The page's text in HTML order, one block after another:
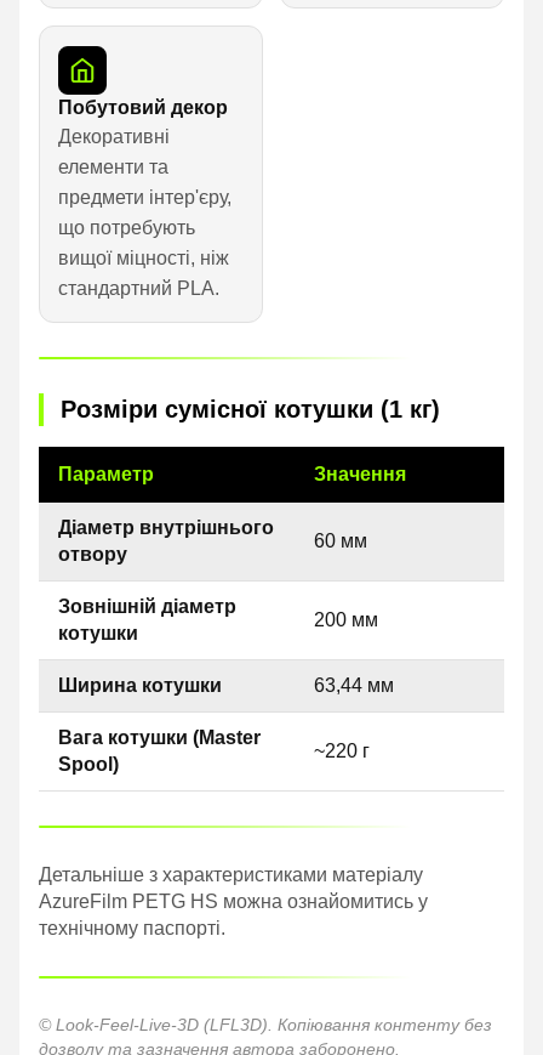
Побутовий декор
Декоративні
елементи та
предмети інтер'єру,
що потребують
вищої міцності, ніж
стандартний PLA.
Розміри сумісної котушки (1 кг)
Параметр Значення
Діаметр внутрішнього
отвору
60 мм
Зовнішній діаметр
котушки
200 мм
Ширина котушки 63,44 мм
Вага котушки (Master
Spool)
~220 г
Детальніше з характеристиками матеріалу
AzureFilm PETG HS можна ознайомитись у
технічному паспорті.
© Look-Feel-Live-3D (LFL3D). Копіювання контенту без
дозволу та зазначення автора заборонено.